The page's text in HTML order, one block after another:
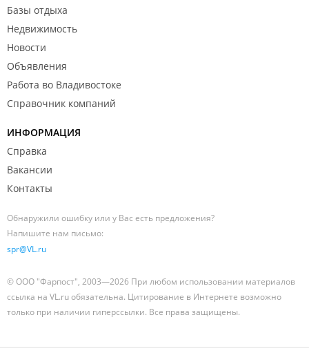
Базы отдыха
Недвижимость
Новости
Объявления
Работа во Владивостоке
Справочник компаний
ИНФОРМАЦИЯ
Справка
Вакансии
Контакты
Обнаружили ошибку или у Вас есть предложения?
Напишите нам письмо:
spr@VL.ru
© ООО "Фарпост", 2003—2026 При любом использовании материалов
ссылка на VL.ru обязательна. Цитирование в Интернете возможно
только при наличии гиперссылки. Все права защищены.